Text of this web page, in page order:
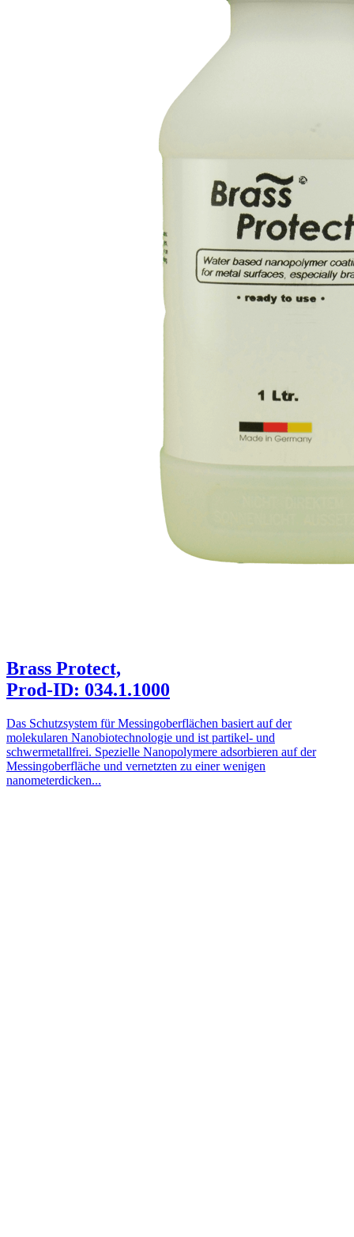
Brass Protect,
Prod-ID: 034.1.1000
Das Schutzsystem für Messingoberflächen basiert auf der
molekularen Nanobiotechnologie und ist partikel- und
schwermetallfrei. Spezielle Nanopolymere adsorbieren auf der
Messingoberfläche und vernetzten zu einer wenigen
nanometerdicken...